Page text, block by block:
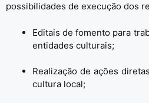
possibilidades de execução dos
Editais de fomento para
entidades culturais;
Realização de ações
cultura local;